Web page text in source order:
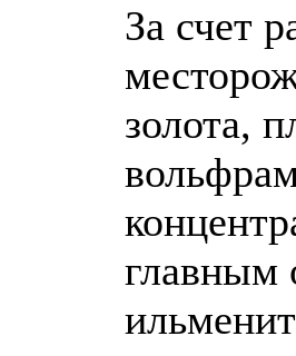
За счет
золота,
главным